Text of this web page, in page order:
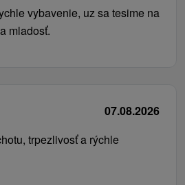
vybavenie, uz sa tesime na
mladosť.
07.08.2026
trpezlivosť a rýchle